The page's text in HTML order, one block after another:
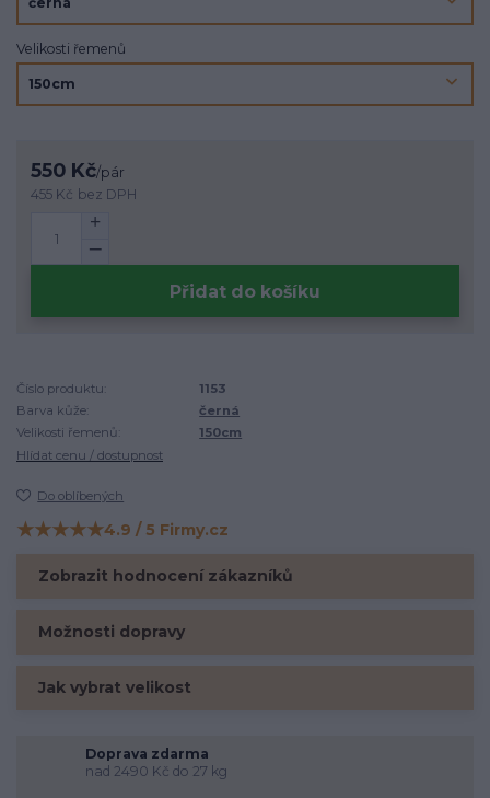
Velikosti řemenů
550 Kč/pár
455 Kč bez DPH
Přidat do košíku
Číslo produktu:
1153
Barva kůže:
černá
Velikosti řemenů:
150cm
Hlídat cenu / dostupnost
Do oblíbených
Hodnocení na Firmy.cz
★★★★★4.9 / 5 Firmy.cz
Zobrazit hodnocení zákazníků
Možnosti dopravy
Jak vybrat velikost
Doprava zdarma
nad 2490 Kč do 27 kg